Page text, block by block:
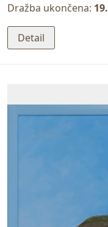
Dražba ukončena:
Detail